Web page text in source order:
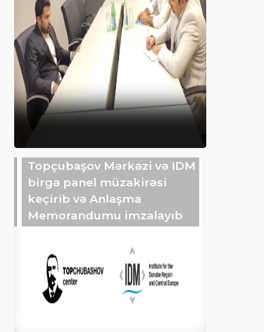
Topçubaşov Mərkəzi və IDM
birgə panel müzakirəsi
keçirib və Anlaşma
Memorandumu imzalayıb